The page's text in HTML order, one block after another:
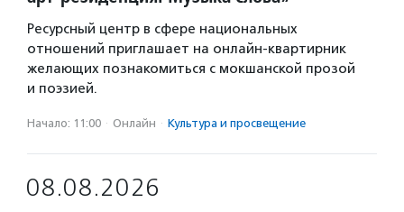
Ресурсный центр в сфере национальных
отношений приглашает на онлайн-квартирник
желающих познакомиться с мокшанской прозой
и поэзией.
Начало: 11:00 · Онлайн · Культура и просвещение
08.08.2026